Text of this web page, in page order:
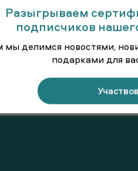
Разыгрываем
подписчиков
мы делимся новостями,
подарками для